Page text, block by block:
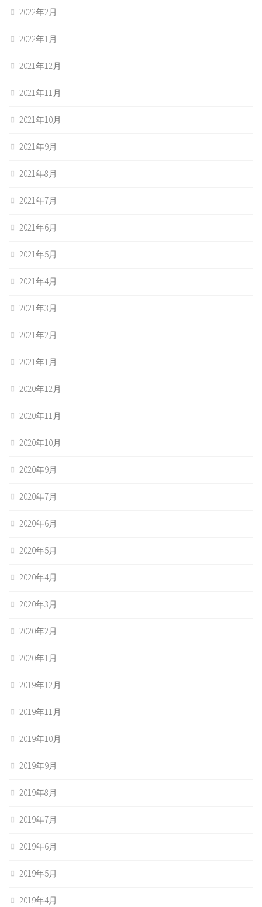
2022年2月
2022年1月
2021年12月
2021年11月
2021年10月
2021年9月
2021年8月
2021年7月
2021年6月
2021年5月
2021年4月
2021年3月
2021年2月
2021年1月
2020年12月
2020年11月
2020年10月
2020年9月
2020年7月
2020年6月
2020年5月
2020年4月
2020年3月
2020年2月
2020年1月
2019年12月
2019年11月
2019年10月
2019年9月
2019年8月
2019年7月
2019年6月
2019年5月
2019年4月